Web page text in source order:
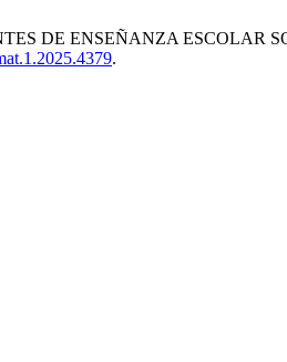
DE ENSEÑANZA ESCOLAR
.